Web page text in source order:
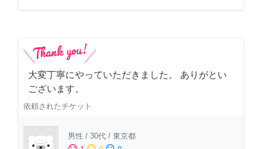
大変丁寧にやっていただきました。 ありがとい
ございます。
依頼されたチケット
男性 / 30代 / 東京都